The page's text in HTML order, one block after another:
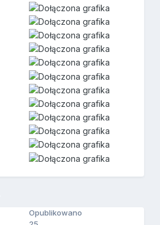
Opublikowano